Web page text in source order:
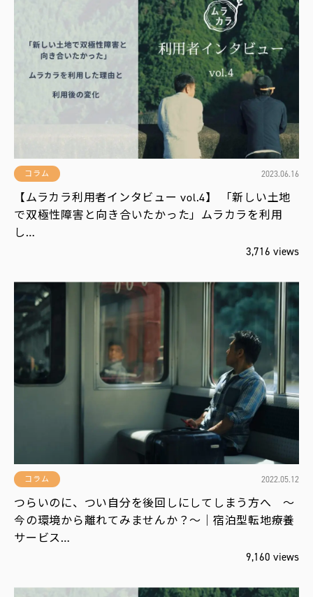
コラム 2023.06.16
【ムラカラ利用者インタビュー vol.4】 「新しい土地
で双極性障害と向き合いたかった」ムラカラを利用
し…
3,716 views
コラム 2022.05.12
つらいのに、つい自分を後回しにしてしまう方へ ～
今の環境から離れてみませんか？～｜宿泊型転地療養
サービス…
9,160 views